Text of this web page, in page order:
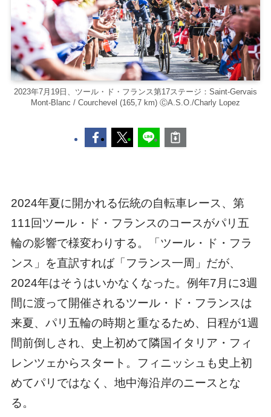
2023年7月19日、ツール・ド・フランス第17ステージ：Saint-Gervais
Mont-Blanc / Courchevel (165,7 km) ⒸA.S.O./Charly Lopez
2024年夏に開かれる伝統の自転車レース、第
111回ツール・ド・フランスのコースがパリ五
輪の影響で様変わりする。「ツール・ド・フラ
ンス」を直訳すれば「フランス一周」だが、
2024年はそうはいかなくなった。例年7月に3週
間に渡って開催されるツール・ド・フランスは
来夏、パリ五輪の時期と重なるため、日程が1週
間前倒しされ、史上初めて隣国イタリア・フィ
レンツェからスタート。フィニッシュも史上初
めてパリではなく、地中海沿岸のニースとな
る。